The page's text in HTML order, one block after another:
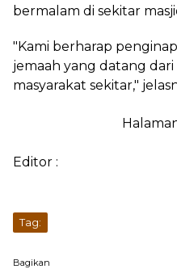
bermalam di sekitar
"Kami berharap
jemaah yang datang
masyarakat sekitar,"
Editor :
Tag:
Bagikan